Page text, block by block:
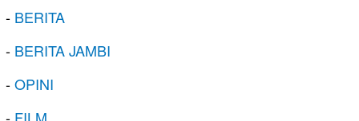
- BERITA
- BERITA JAMBI
-OPINI